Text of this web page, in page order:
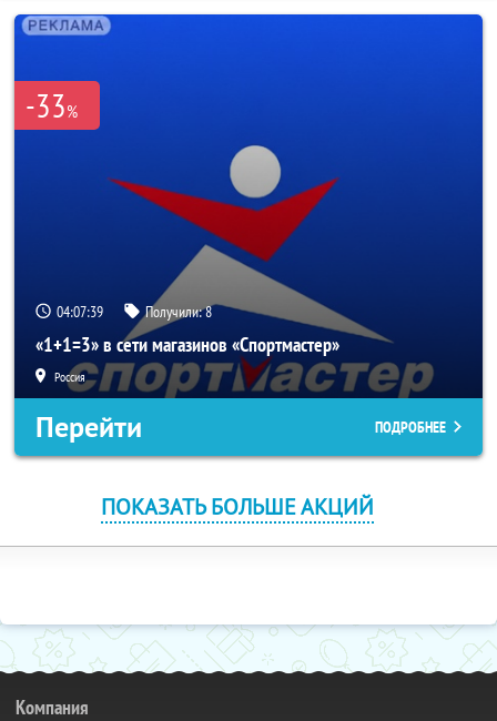
-33%
04:07:39 Получили:8
«1+1=3» в сети магазинов «Спортмастер»
Россия
Перейти ПОДРОБНЕЕ
ПОКАЗАТЬ БОЛЬШЕ АКЦИЙ
Компания